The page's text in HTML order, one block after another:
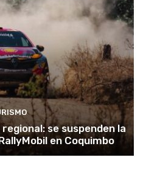
se suspenden la
en Coquimbo